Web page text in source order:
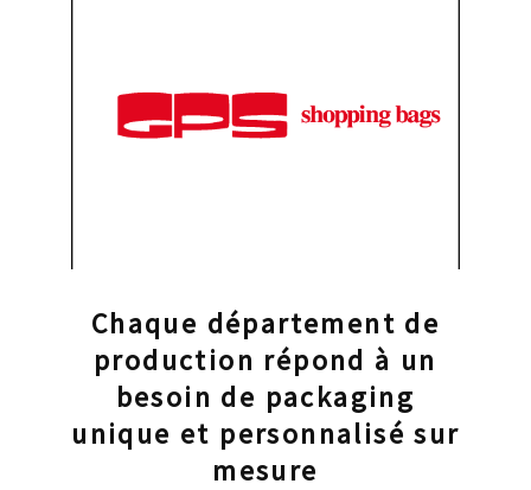
Visitez le site
Chaque département de
production répond à un
besoin de packaging
unique et personnalisé sur
mesure